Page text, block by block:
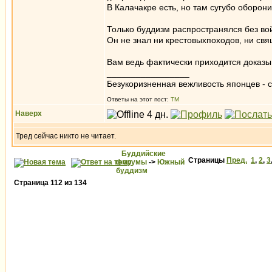
В Калачакре есть, но там сугубо
Только буддизм распространялся без
Он не знал ни крестовыхпоходов, ни
Вам ведь фактически приходится
Безукоризненная вежливость японцев -
Ответы на этот пост: ТМ
Наверх
Тред сейчас никто не читает.
Буддийские
форумы -> Южный
буддизм
Страницы Пред. 1, 2, 3
Страница 112 из 134